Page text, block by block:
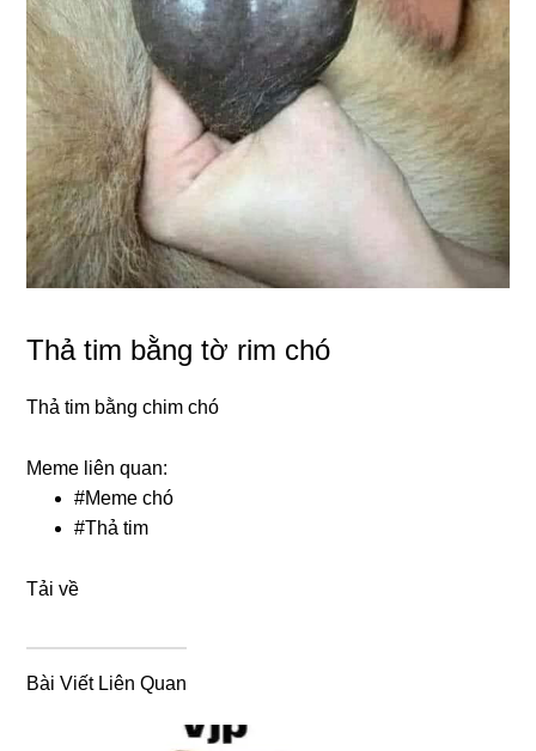
Thả tim bằng tờ rim chó
Thả tim bằng chim chó
Meme liên quan:
#Meme chó
#Thả tim
Tải về
Bài Viết Liên Quan